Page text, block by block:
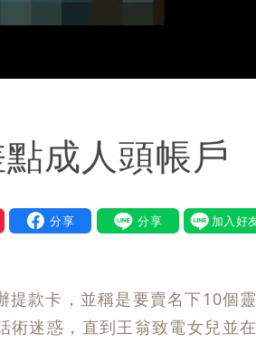
成人頭帳戶
提款卡，並稱是要賣名下10個靈
術迷惑，直到王翁致電女兒並在